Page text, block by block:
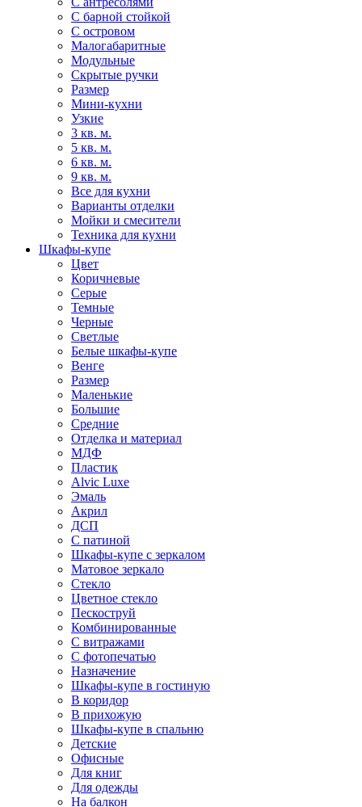
С барной стойкой
С островом
Малогабаритные
Модульные
Скрытые ручки
Размер
Мини-кухни
Узкие
3 кв. м.
5 кв. м.
6 кв. м.
9 кв. м.
Все для кухни
Варианты отделки
Мойки и смесители
Техника для кухни
Шкафы-купе
Цвет
Коричневые
Серые
Темные
Черные
Светлые
Белые шкафы-купе
Венге
Размер
Маленькие
Большие
Средние
Отделка и материал
МДФ
Пластик
Alvic Luxe
Эмаль
Акрил
ДСП
С патиной
Шкафы-купе с зеркалом
Матовое зеркало
Стекло
Цветное стекло
Пескоструй
Комбинированные
С витражами
С фотопечатью
Назначение
Шкафы-купе в гостиную
В коридор
В прихожую
Шкафы-купе в спальню
Детские
Офисные
Для книг
Для одежды
На балкон